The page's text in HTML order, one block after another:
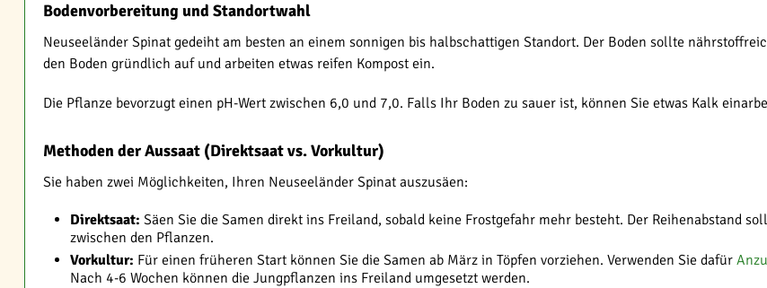
Bodenvorbereitung und Standortwahl
Neuseeländer Spinat gedeiht am besten an einem sonnigen bis halbschattigen Standort. Der Boden sollte
den Boden gründlich auf und arbeiten etwas reifen Kompost ein.
Die Pflanze bevorzugt einen pH-Wert zwischen 6,0 und 7,0. Falls Ihr Boden zu sauer ist, können Sie etwas Kalk
Methoden der Aussaat (Direktsaat vs. Vorkultur)
Sie haben zwei Möglichkeiten, Ihren Neuseeländer Spinat auszusäen:
Direktsaat: Säen Sie die Samen direkt ins Freiland, sobald keine Frostgefahr mehr besteht. Der Reihenabstand
zwischen den Pflanzen.
Vorkultur: Für einen früheren Start können Sie die Samen ab März in Töpfen vorziehen. Verwenden Sie dafür
Nach 4-6 Wochen können die Jungpflanzen ins Freiland umgesetzt werden.